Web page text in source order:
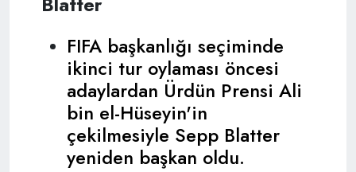
FIFA başkanlığı seçiminde
ikinci tur oylaması öncesi
adaylardan Ürdün Prensi Ali
bin el-Hüseyin'in
çekilmesiyle Sepp Blatter
yeniden başkan oldu.